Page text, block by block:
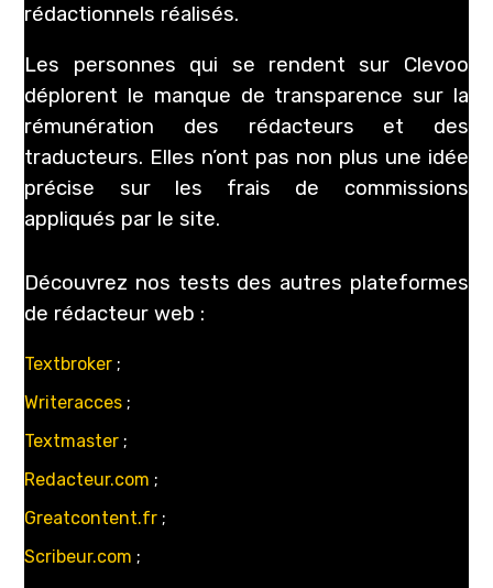
rédactionnels réalisés.
Les personnes qui se rendent sur Clevoo
déplorent le manque de transparence sur la
rémunération des rédacteurs et des
traducteurs. Elles n’ont pas non plus une idée
précise sur les frais de commissions
appliqués par le site.
Découvrez nos tests des autres plateformes
de rédacteur web :
Textbroker ;
Writeracces ;
Textmaster ;
Redacteur.com ;
Greatcontent.fr ;
Scribeur.com ;